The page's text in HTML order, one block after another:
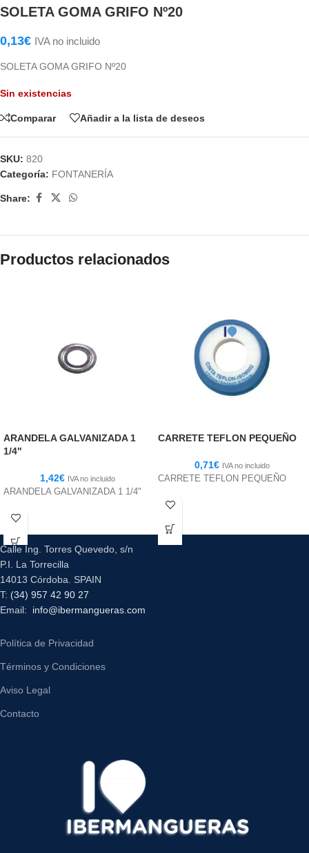
SOLETA GOMA GRIFO Nº20
0,13€ IVA no incluido
SOLETA GOMA GRIFO Nº20
Sin existencias
Comparar Añadir a la lista de deseos
SKU: 820
Categoría: FONTANERÍA
Share:
Productos relacionados
ARANDELA GALVANIZADA 1
1/4"
1,42€ IVA no incluido
ARANDELA GALVANIZADA 1 1/4"
CARRETE TEFLON PEQUEÑO
0,71€ IVA no incluido
CARRETE TEFLON PEQUEÑO
Calle Ing. Torres Quevedo, s/n
P.I. La Torrecilla
14013 Córdoba. SPAIN
T: (34) 957 42 90 27
Email: info@ibermangueras.com
Política de Privacidad
Términos y Condiciones
Aviso Legal
Contacto